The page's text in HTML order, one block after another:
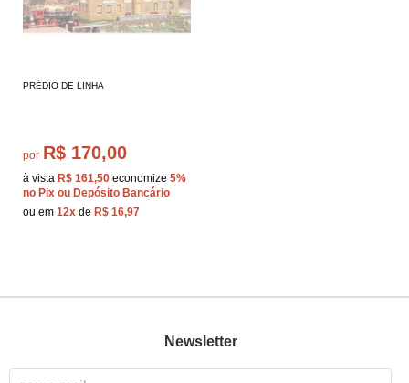
PRÉDIO DE LINHA
por R$ 170,00
à vista R$ 161,50 economize 5%
no Pix ou Depósito Bancário
ou em 12x de R$ 16,97
Newsletter